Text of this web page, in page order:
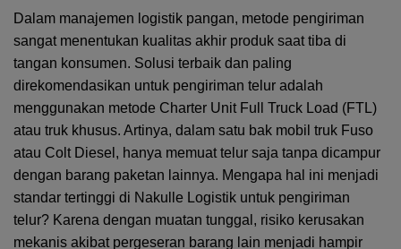
Dalam manajemen logistik pangan, metode pengiriman
sangat menentukan kualitas akhir produk saat tiba di
tangan konsumen. Solusi terbaik dan paling
direkomendasikan untuk pengiriman telur adalah
menggunakan metode Charter Unit Full Truck Load (FTL)
atau truk khusus. Artinya, dalam satu bak mobil truk Fuso
atau Colt Diesel, hanya memuat telur saja tanpa dicampur
dengan barang paketan lainnya. Mengapa hal ini menjadi
standar tertinggi di Nakulle Logistik untuk pengiriman
telur? Karena dengan muatan tunggal, risiko kerusakan
mekanis akibat pergeseran barang lain menjadi hampir